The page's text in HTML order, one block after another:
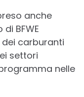
anche
BFWE
carburanti
settori
nelle